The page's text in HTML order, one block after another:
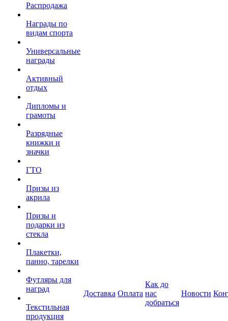
Распродажа
Награды по
видам спорта
Универсальные
награды
Активный
отдых
Дипломы и
грамоты
Разрядные
книжки и
значки
ГТО
Призы из
акрила
Призы и
подарки из
стекла
Плакетки,
панно, тарелки
Футляры для
наград
Текстильная
продукция
Доставка Оплата
Как до
нас
добраться
Новости